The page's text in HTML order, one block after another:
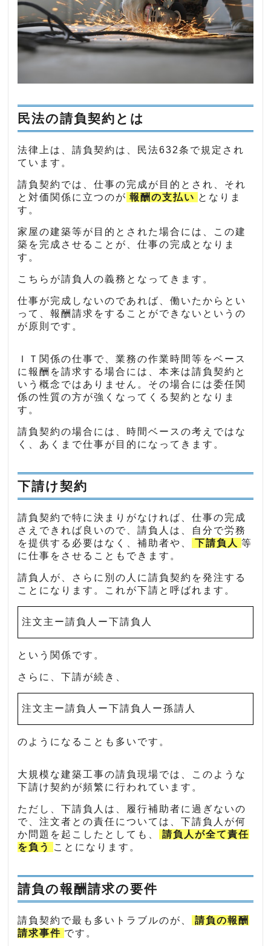
民法の請負契約とは
法律上は、請負契約は、民法632条で規定され
ています。
請負契約では、仕事の完成が目的とされ、それ
と対価関係に立つのが 報酬の支払い となりま
す。
家屋の建築等が目的とされた場合には、この建
築を完成させることが、仕事の完成となりま
す。
こちらが請負人の義務となってきます。
仕事が完成しないのであれば、働いたからとい
って、報酬請求をすることができないというの
が原則です。
ＩＴ関係の仕事で、業務の作業時間等をベース
に報酬を請求する場合には、本来は請負契約と
いう概念ではありません。その場合には委任関
係の性質の方が強くなってくる契約となりま
す。
請負契約の場合には、時間ベースの考えではな
く、あくまで仕事が目的になってきます。
下請け契約
請負契約で特に決まりがなければ、仕事の完成
さえできれば良いので、請負人は、自分で労務
を提供する必要はなく、補助者や、
下請負人 等
に仕事をさせることもできます。
請負人が、さらに別の人に請負契約を発注する
ことになります。これが下請と呼ばれます。
注文主ー請負人ー下請負人
という関係です。
さらに、下請が続き、
注文主ー請負人ー下請負人ー孫請人
のようになることも多いです。
大規模な建築工事の請負現場では、このような
下請け契約が頻繁に行われています。
ただし、下請負人は、履行補助者に過ぎないの
で、注文者との責任については、下請負人が何
か問題を起こしたとしても、
請負人が全て責任
を負う
ことになります。
請負の報酬請求の要件
請負契約で最も多いトラブルのが、
請負の報酬
請求事件 です。